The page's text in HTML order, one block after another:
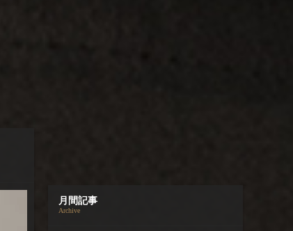
月間記事
Archive